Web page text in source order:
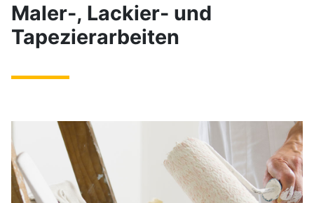
Maler-, Lackier- und
Tapezierarbeiten